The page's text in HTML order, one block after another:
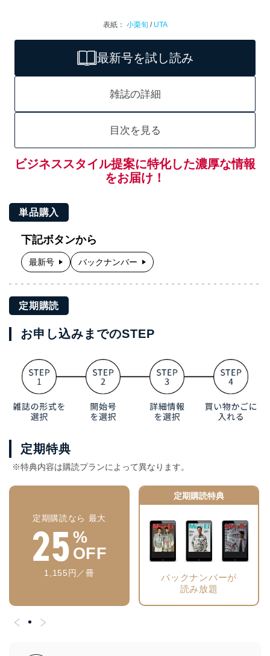
表紙： 小栗旬 / UTA
最新号を試し読み
雑誌の詳細
目次を見る
ビジネススタイル提案に特化した濃厚な情報
をお届け！
単品購入
下記ボタンから
最新号 バックナンバー
定期購読
お申し込みまでのSTEP
定期特典
※特典内容は購読プランによって異なります。
定期購読なら 最大
25 %
OFF
1,155円／冊
定期購読特典
バックナンバーが
読み放題